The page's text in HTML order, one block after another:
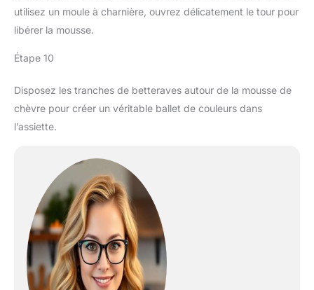
utilisez un moule à charnière, ouvrez délicatement le tour pour
libérer la mousse.
Étape 10
Disposez les tranches de betteraves autour de la mousse de
chèvre pour créer un véritable ballet de couleurs dans
l’assiette.